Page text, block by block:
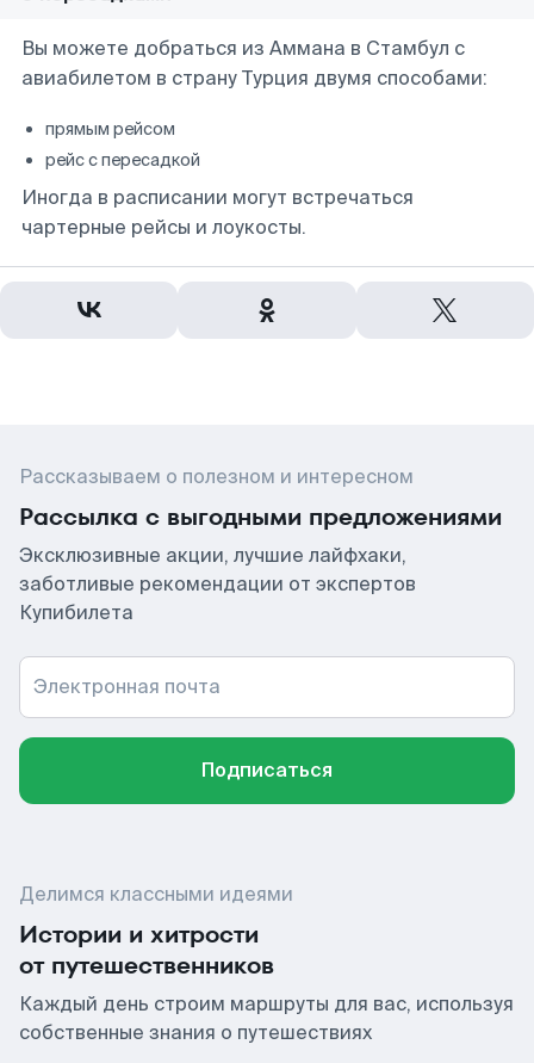
Вы можете добраться из Аммана в Стамбул с
авиабилетом в страну Турция двумя способами:
прямым рейсом
рейс с пересадкой
Иногда в расписании могут встречаться
чартерные рейсы и лоукосты.
Рассказываем о полезном и интересном
Рассылка с выгодными предложениями
Эксклюзивные акции, лучшие лайфхаки,
заботливые рекомендации от экспертов
Купибилета
Электронная почта
Подписаться
Делимся классными идеями
Истории и хитрости
от путешественников
Каждый день строим маршруты для вас, используя
собственные знания о путешествиях